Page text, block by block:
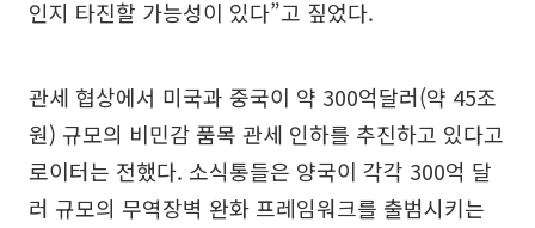
인지 타진할 가능성이 있다”고 짚었다.
관세 협상에서 미국과 중국이 약 300억달러(약 45조
원) 규모의 비민감 품목 관세 인하를 추진하고 있다고
로이터는 전했다. 소식통들은 양국이 각각 300억 달
러 규모의 무역장벽 완화 프레임워크를 출범시키는